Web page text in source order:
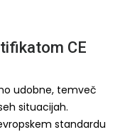
CE
udobne, temveč
situacijah.
standardu